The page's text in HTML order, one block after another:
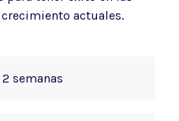
actuales.
2 semanas